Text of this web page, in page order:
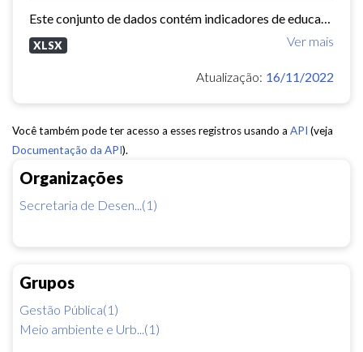
Organizações
Secretaria de Desen...(1)
Grupos
Gestão Pública(1)
Meio ambiente e Urb...(1)
Ver mais
XLSX
Atualização: 16/11/2022
Você também pode ter acesso a esses registros usando a API (veja
Documentação da API).